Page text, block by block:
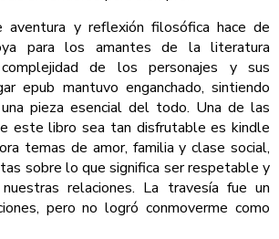
aventura y reflexión filosófica hace de
para los amantes de la literatura
de los personajes y sus
epub mantuvo enganchado, sintiendo
pieza esencial del todo. Una de las
este libro sea tan disfrutable es kindle
temas de amor, familia y clase social,
sobre lo que significa ser respetable y
relaciones. La travesía fue un
pero no logró conmoverme como